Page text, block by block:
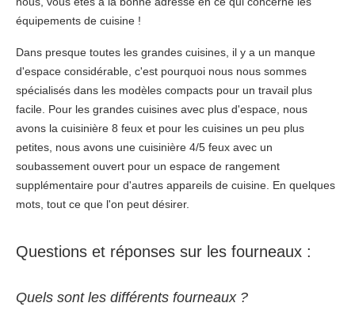
équipements de cuisine !
Dans presque toutes les grandes cuisines, il y a un manque
d'espace considérable, c'est pourquoi nous nous sommes
spécialisés dans les modèles compacts pour un travail plus
facile. Pour les grandes cuisines avec plus d'espace, nous
avons la cuisinière 8 feux et pour les cuisines un peu plus
petites, nous avons une cuisinière 4/5 feux avec un
soubassement ouvert pour un espace de rangement
supplémentaire pour d'autres appareils de cuisine. En quelques
mots, tout ce que l'on peut désirer.
Questions et réponses sur les fourneaux :
Quels sont les différents fourneaux ?